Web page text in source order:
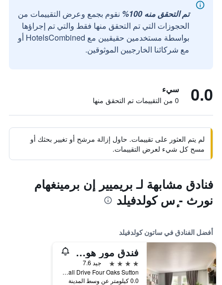
تم التحقق منه 100%
نقوم بجمع وعرض التقييمات من
الحجوزات التي تم التحقق منها فقط والتي تم إجراؤها
بواسطة مستخدمين حقيقيين مع HotelsCombined أو
مع شركائنا الخارجيين الموثوقين.
0.0 سيء
0 من التقييمات تم التحقق منها
لم يتم العثور على تقييمات. حاول إزالة مرشح أو تغيير بحثك أو
مسح كل شيء لعرض التقييمات.
فنادق مشابهة لـ بريميير إن برمينغهام
نورث - ٕس كولدفيلد
أفضل الفنادق في ساتون كولدفيلد
فندق مور هول، بي دبليو بريميير كوليكشن
4 نجوم
جيد 7.6
Moor Hall Drive Four Oaks Sutton, ساتون كولدفيلد, المملكة المتحدة
0.0 كيلومتر عن وسط المدينة